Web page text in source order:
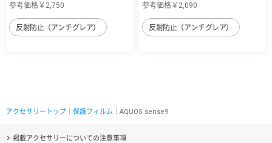
参考価格￥2,750
反射防止（アンチグレア）
参考価格￥2,090
反射防止（アンチグレア）
アクセサリートップ 保護フィルム ｜AQUOS sense9
掲載アクセサリーについての注意事項